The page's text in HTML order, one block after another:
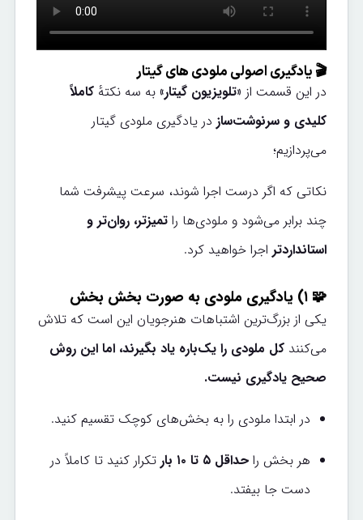
🎬 یادگیری اصولی ملودی های گیتار
در این قسمت از «تلویزیون گیتار» به سه نکته‌ٔکاملاً
کلیدی و سرنوشت‌ساز در یادگیری ملودی‌ گیتار
می‌پردازیم؛
نکاتی که اگر درست اجرا شوند، سرعت پیشرفت شما
چند برابر می‌شود و ملودی‌ها راتمیزتر، روان‌تر و
استانداردتر اجرا خواهید کرد.
🧩 ۱) یادگیری ملودی به صورت بخش بخش
یکی از بزرگ‌ترین اشتباهات هنرجویان این است که تلاش
می‌کنندکل ملودی را یک‌باره یاد بگیرند، اما این روش
صحیح یادگیری نیست.
در ابتدا ملودی را به بخش‌های کوچک تقسیم کنید.
هر بخش راحداقل ۵ تا ۱۰ بار
تکرار کنید تا کاملاً در
دست جا بیفتد.